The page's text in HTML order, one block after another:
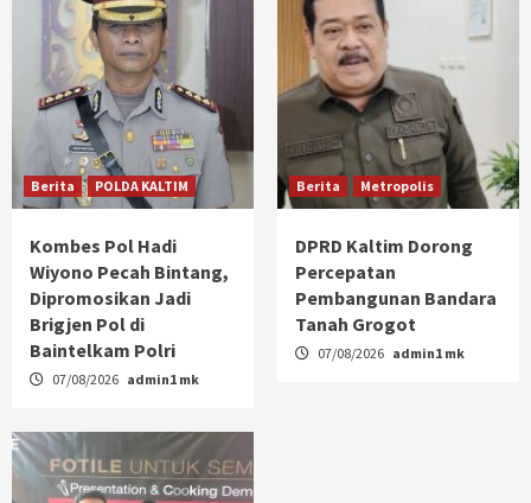
Berita POLDA KALTIM
Kombes Pol Hadi
Wiyono Pecah Bintang,
Dipromosikan Jadi
Brigjen Pol di
Baintelkam Polri
07/08/2026 admin1 mk
Berita Metropolis
DPRD Kaltim Dorong
Percepatan
Pembangunan Bandara
Tanah Grogot
07/08/2026 admin1 mk